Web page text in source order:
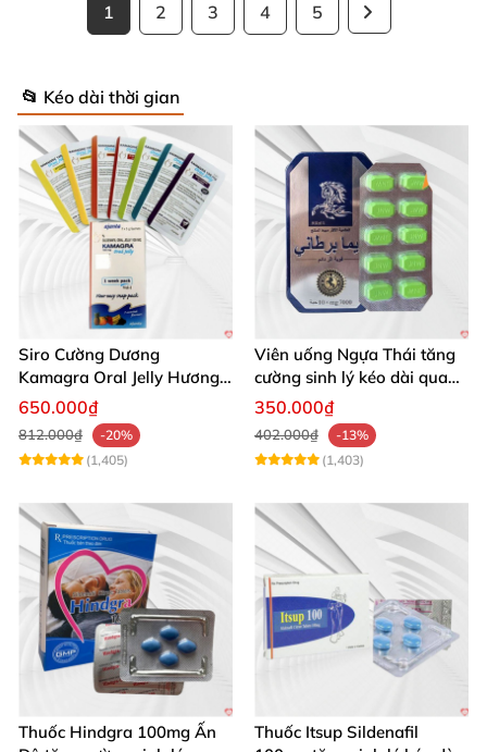
1 2 3 4 5
📂 Kéo dài thời gian
Siro Cường Dương
Kamagra Oral Jelly Hương
Trái Cây Một Hộp 7 Gói
650.000₫
812.000₫
-20%
(1,405)
Viên uống Ngựa Thái tăng
cường sinh lý kéo dài quan
hệ
350.000₫
402.000₫
-13%
(1,403)
Thuốc Hindgra 100mg Ấn
Thuốc Itsup Sildenafil